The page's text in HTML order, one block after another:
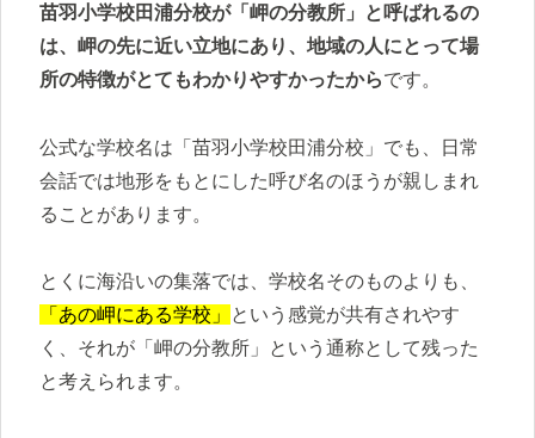
苗羽小学校田浦分校が「岬の分教所」と呼ばれるの
は、岬の先に近い立地にあり、地域の人にとって場
所の特徴がとてもわかりやすかったからです。
公式な学校名は「苗羽小学校田浦分校」でも、日常
会話では地形をもとにした呼び名のほうが親しまれ
ることがあります。
とくに海沿いの集落では、学校名そのものよりも、
「あの岬にある学校」
という感覚が共有されやす
く、それが「岬の分教所」という通称として残った
と考えられます。